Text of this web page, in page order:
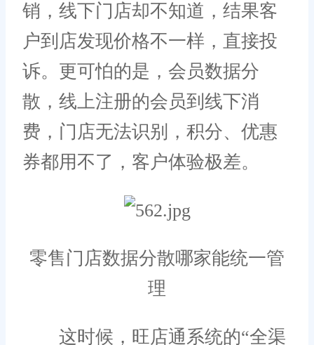
销，线下门店却不知道，结果客
户到店发现价格不一样，直接投
诉。更可怕的是，会员数据分
散，线上注册的会员到线下消
费，门店无法识别，积分、优惠
券都用不了，客户体验极差。
零售门店数据分散哪家能统一管
理
这时候，旺店通系统的“全渠